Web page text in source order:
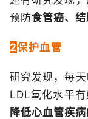
预防食管癌、
2保护血管
研究发现，每
LDL氧化水平
降低心血管疾